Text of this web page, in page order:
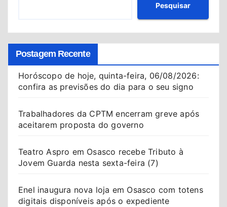
Pesquisar
Postagem Recente
Horóscopo de hoje, quinta-feira, 06/08/2026:
confira as previsões do dia para o seu signo
Trabalhadores da CPTM encerram greve após
aceitarem proposta do governo
Teatro Aspro em Osasco recebe Tributo à
Jovem Guarda nesta sexta-feira (7)
Enel inaugura nova loja em Osasco com totens
digitais disponíveis após o expediente